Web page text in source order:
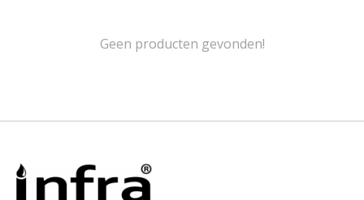
Geen producten gevonden!